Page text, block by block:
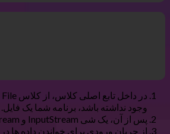
وجود نداشته باشد، برنامه شما یک فایل. File-۱.txt”); مقصد فایل = فایل جدید (“Destination/Copy-File-۱.txt”); }}
پس از آن، یک شی InputStream و OutputStream ایجاد کنید. InputStream input = null; OutputStream output = null;